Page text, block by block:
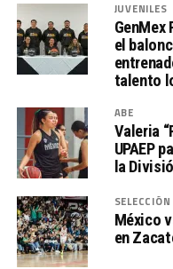
JUVENILES
GenMex
el
talento
ABE
Valeria
UPAEP
la
México
en